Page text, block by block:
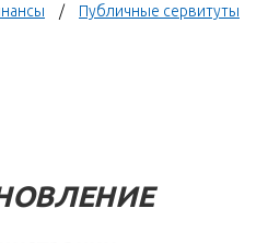
Публичные сервитуты